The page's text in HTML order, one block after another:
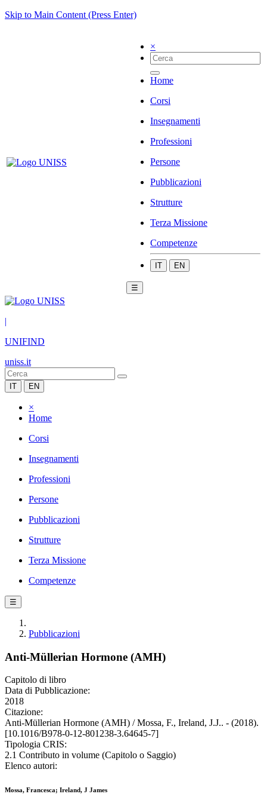
Skip to Main Content (Press Enter)
×
Home
Corsi
Insegnamenti
Professioni
Persone
Pubblicazioni
Strutture
Terza Missione
Competenze
IT EN
☰
|
UNIFIND
uniss.it
IT EN
×
Home
Corsi
Insegnamenti
Professioni
Persone
Pubblicazioni
Strutture
Terza Missione
Competenze
☰
Pubblicazioni
Anti-Müllerian Hormone (AMH)
Capitolo di libro
Data di Pubblicazione:
2018
Citazione:
Anti-Müllerian Hormone (AMH) / Mossa, F., Ireland, J.J.. - (2018).
[10.1016/B978-0-12-801238-3.64645-7]
Tipologia CRIS:
2.1 Contributo in volume (Capitolo o Saggio)
Elenco autori:
Mossa, Francesca; Ireland, J James